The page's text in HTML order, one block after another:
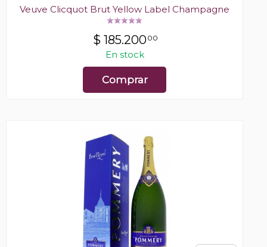
Veuve Clicquot Brut Yellow Label Champagne
$ 185.20000
En stock
Comprar